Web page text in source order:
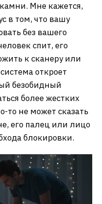
Мне кажется,
в том, что вашу
без вашего
спит, его
к сканеру или
откроет
безобидный
более жестких
то не может сказать
его палец или лицо
блокировки.